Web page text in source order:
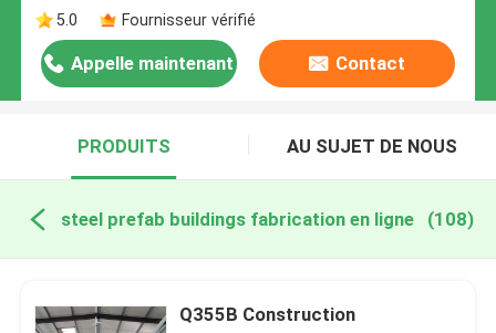
5.0
Fournisseur vérifié
Appelle maintenant Contact
PRODUITS AU SUJET DE NOUS
steel prefab buildings fabrication en ligne (108)
Q355B Construction